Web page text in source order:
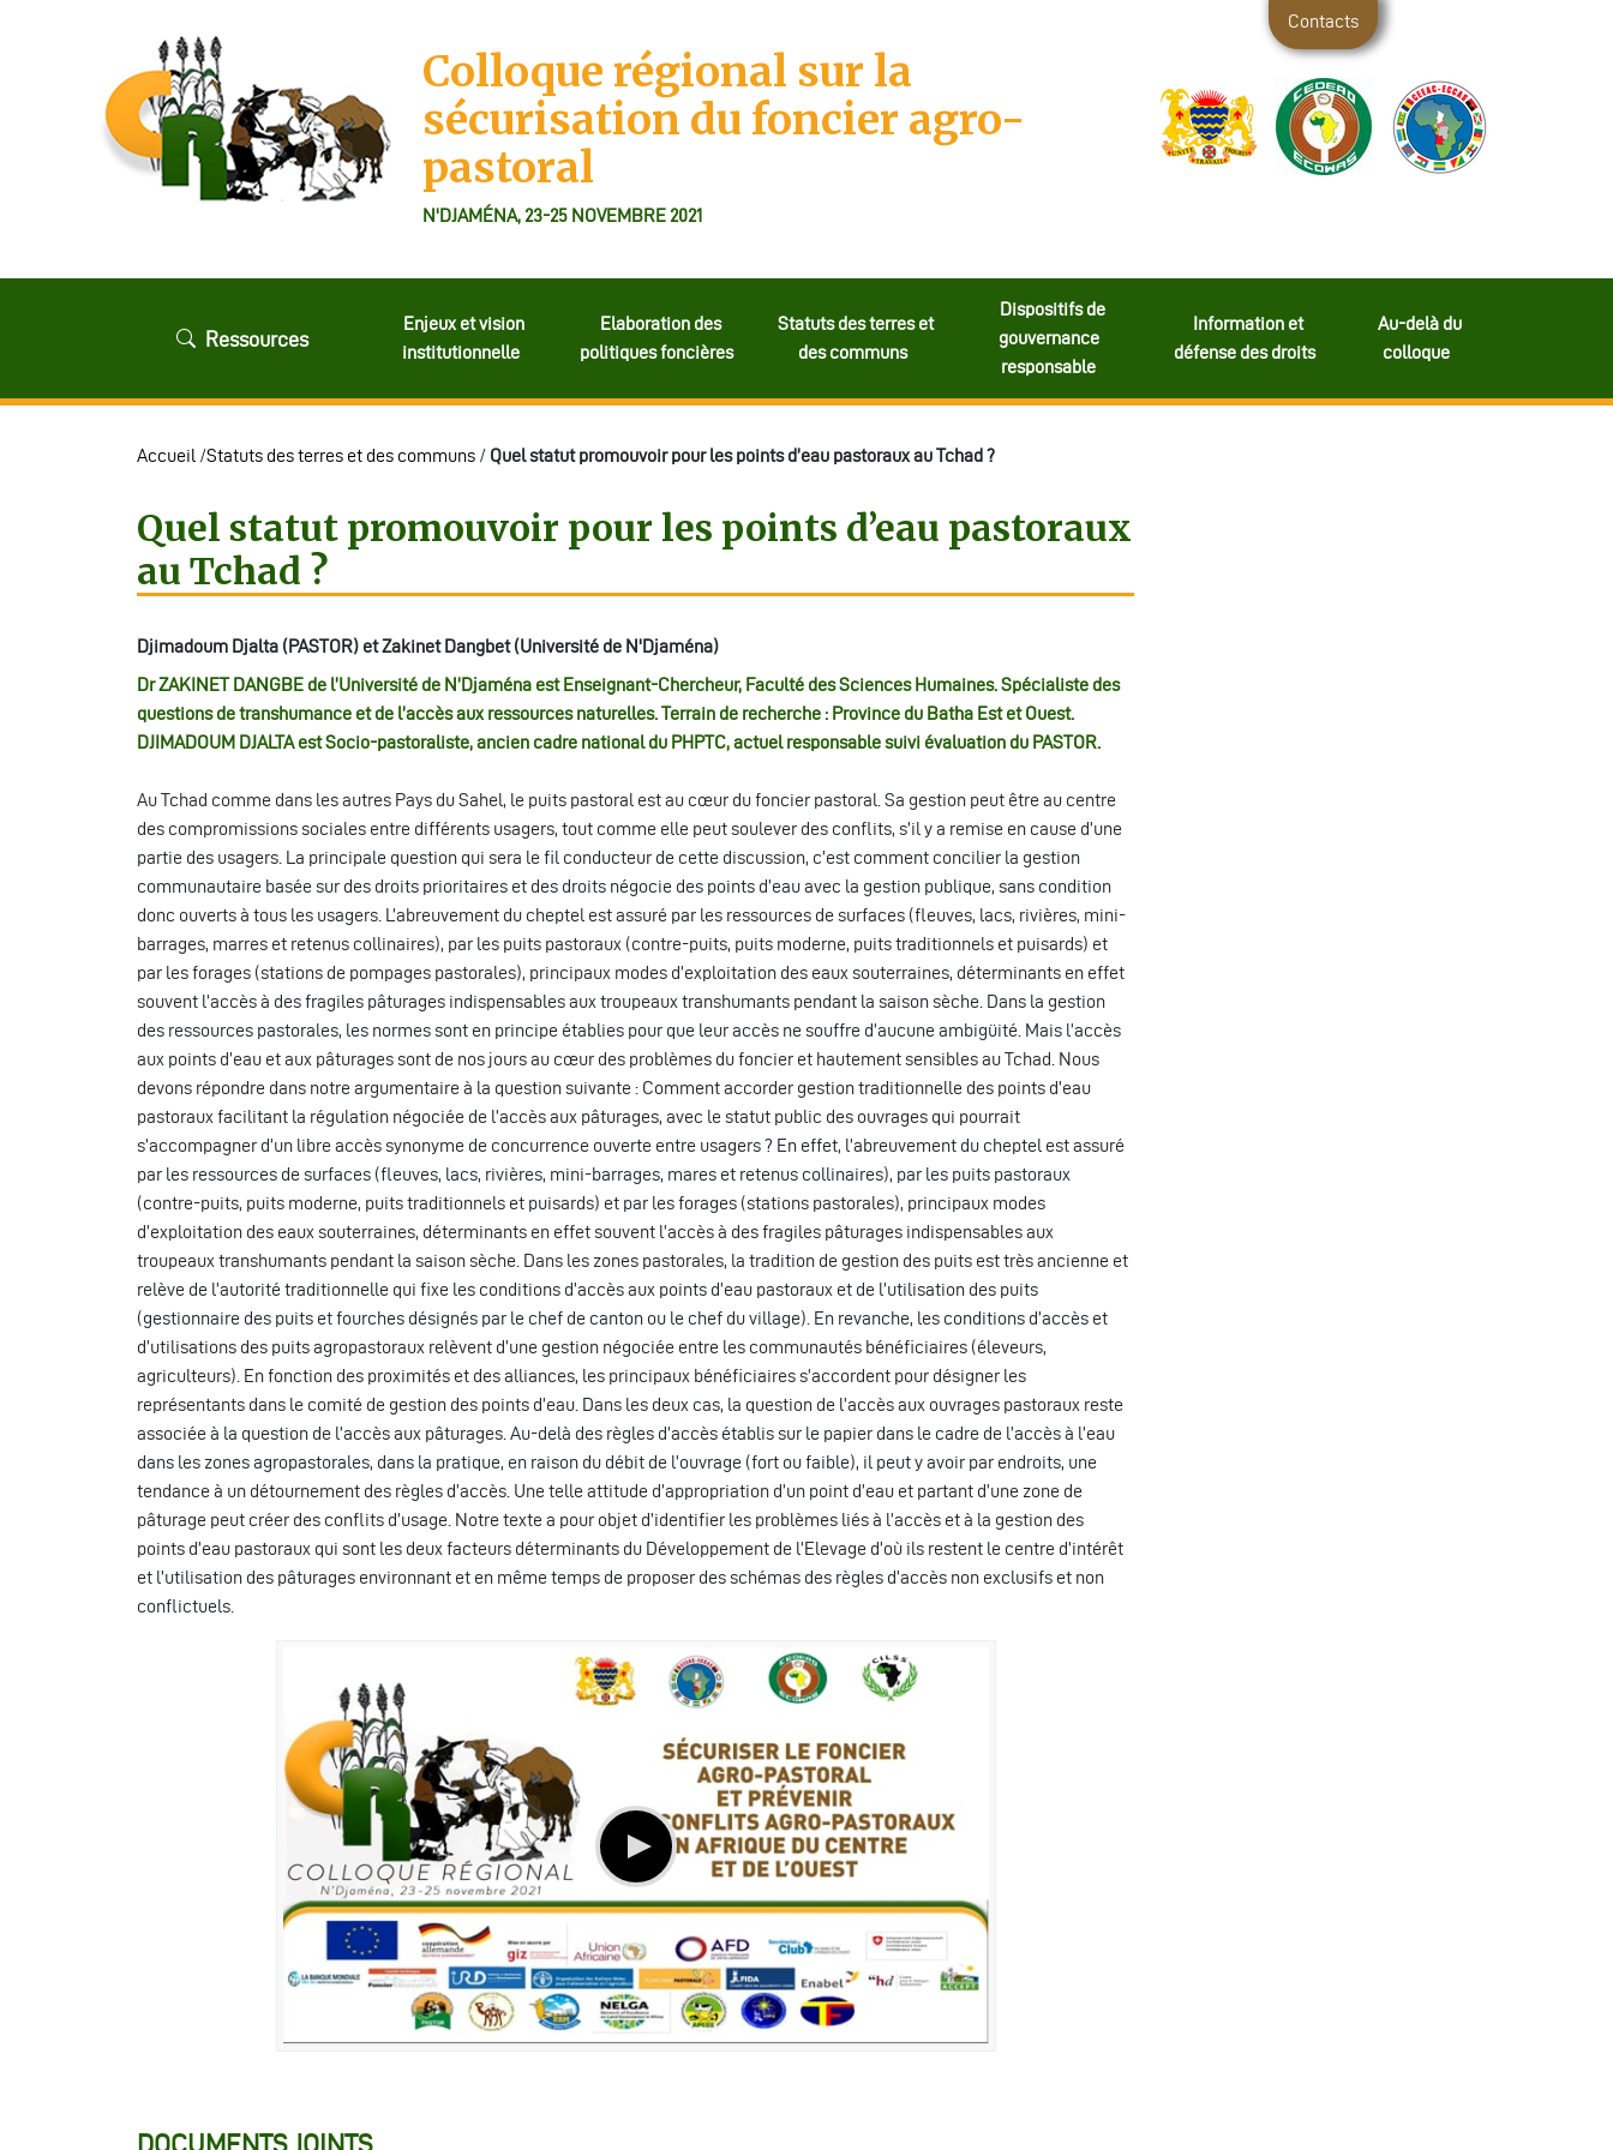
Colloque régional sur la
sécurisation du foncier agro-
pastoral
N'DJAMÉNA, 23-25 NOVEMBRE 2021
Contacts
Ressources
Enjeux et vision
institutionnelle
Elaboration des
politiques foncières
Statuts des terres et
des communs
Dispositifs de
gouvernance
responsable
Information et
défense des droits
Au-delà du
colloque
Accueil /Statuts des terres et des communs / Quel statut promouvoir pour les points d’eau pastoraux au Tchad ?
Quel statut promouvoir pour les points d’eau pastoraux
au Tchad ?
Djimadoum Djalta (PASTOR) et Zakinet Dangbet (Université de N'Djaména)
Dr ZAKINET DANGBE de l’Université de N’Djaména est Enseignant-Chercheur, Faculté des Sciences Humaines. Spécialiste des
questions de transhumance et de l’accès aux ressources naturelles. Terrain de recherche : Province du Batha Est et Ouest.
DJIMADOUM DJALTA est Socio-pastoraliste, ancien cadre national du PHPTC, actuel responsable suivi évaluation du PASTOR.
Au Tchad comme dans les autres Pays du Sahel, le puits pastoral est au cœur du foncier pastoral. Sa gestion peut être au centre
des compromissions sociales entre différents usagers, tout comme elle peut soulever des conflits, s’il y a remise en cause d’une
partie des usagers. La principale question qui sera le fil conducteur de cette discussion, c’est comment concilier la gestion
communautaire basée sur des droits prioritaires et des droits négocie des points d’eau avec la gestion publique, sans condition
donc ouverts à tous les usagers. L’abreuvement du cheptel est assuré par les ressources de surfaces (fleuves, lacs, rivières, mini-
barrages, marres et retenus collinaires), par les puits pastoraux (contre-puits, puits moderne, puits traditionnels et puisards) et
par les forages (stations de pompages pastorales), principaux modes d’exploitation des eaux souterraines, déterminants en effet
souvent l’accès à des fragiles pâturages indispensables aux troupeaux transhumants pendant la saison sèche. Dans la gestion
des ressources pastorales, les normes sont en principe établies pour que leur accès ne souffre d’aucune ambigüité. Mais l’accès
aux points d’eau et aux pâturages sont de nos jours au cœur des problèmes du foncier et hautement sensibles au Tchad. Nous
devons répondre dans notre argumentaire à la question suivante : Comment accorder gestion traditionnelle des points d’eau
pastoraux facilitant la régulation négociée de l’accès aux pâturages, avec le statut public des ouvrages qui pourrait
s’accompagner d’un libre accès synonyme de concurrence ouverte entre usagers ? En effet, l’abreuvement du cheptel est assuré
par les ressources de surfaces (fleuves, lacs, rivières, mini-barrages, mares et retenus collinaires), par les puits pastoraux
(contre-puits, puits moderne, puits traditionnels et puisards) et par les forages (stations pastorales), principaux modes
d’exploitation des eaux souterraines, déterminants en effet souvent l’accès à des fragiles pâturages indispensables aux
troupeaux transhumants pendant la saison sèche. Dans les zones pastorales, la tradition de gestion des puits est très ancienne et
relève de l’autorité traditionnelle qui fixe les conditions d’accès aux points d’eau pastoraux et de l’utilisation des puits
(gestionnaire des puits et fourches désignés par le chef de canton ou le chef du village). En revanche, les conditions d’accès et
d’utilisations des puits agropastoraux relèvent d’une gestion négociée entre les communautés bénéficiaires (éleveurs,
agriculteurs). En fonction des proximités et des alliances, les principaux bénéficiaires s’accordent pour désigner les
représentants dans le comité de gestion des points d’eau. Dans les deux cas, la question de l’accès aux ouvrages pastoraux reste
associée à la question de l’accès aux pâturages. Au-delà des règles d’accès établis sur le papier dans le cadre de l’accès à l’eau
dans les zones agropastorales, dans la pratique, en raison du débit de l’ouvrage (fort ou faible), il peut y avoir par endroits, une
tendance à un détournement des règles d’accès. Une telle attitude d’appropriation d’un point d’eau et partant d’une zone de
pâturage peut créer des conflits d’usage. Notre texte a pour objet d’identifier les problèmes liés à l’accès et à la gestion des
points d’eau pastoraux qui sont les deux facteurs déterminants du Développement de l’Elevage d’où ils restent le centre d’intérêt
et l’utilisation des pâturages environnant et en même temps de proposer des schémas des règles d’accès non exclusifs et non
conflictuels.